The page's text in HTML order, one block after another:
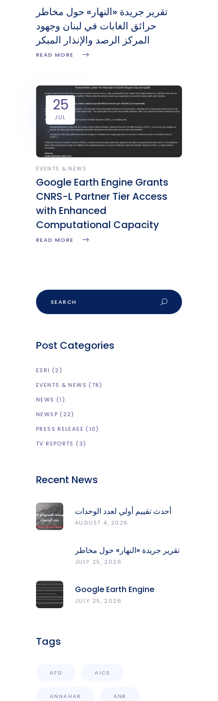
تقرير جريدة «النهار» حول مخاطر
حرائق الغابات في لبنان وجهود
المركز الرصد والإنذار المبكر
READ MORE
25
JUL
EVENTS & NEWS
Google Earth Engine Grants
CNRS-L Partner Tier Access
with Enhanced
Computational Capacity
READ MORE
Post Categories
ESRI (2)
EVENTS & NEWS (78)
NEWS (1)
NEWSP (22)
PRESS RELEASE (10)
TV REPORTS (3)
Recent News
أحدث تقييم أولي لعدد الوحدات
المدمّرة والمتضرّرة وحجم
AUGUST 4, 2026
تقرير جريدة «النهار» حول مخاطر
حرائق الغابات في لبنان وجهود
JULY 25, 2026
Google Earth Engine
Grants CNRS-L Partner Tier
JULY 25, 2026
Tags
AFD AICS
ANNAHAR ANR